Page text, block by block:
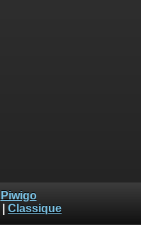
Piwigo
Classique